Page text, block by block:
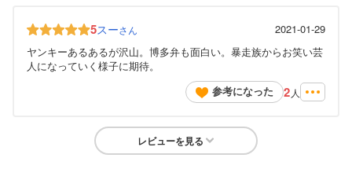
5スーさん
2021-01-29
ヤンキーあるあるが沢山。博多弁も面白い。暴走族からお笑い芸
人になっていく様子に期待。
参考になった
2 人
レビューを見る